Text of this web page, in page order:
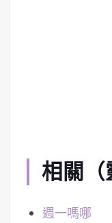
相關（
週一嗎哪